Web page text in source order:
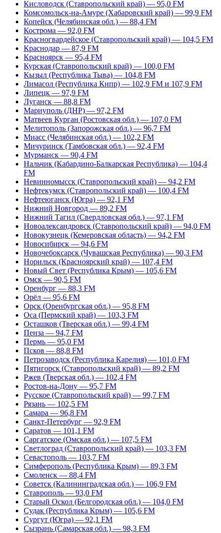
Кисловодск (Ставропольский край) — 95,0 FM
Комсомольск-на-Амуре (Хабаровский край) — 99,9 FM
Копейск (Челябинская обл.) — 88,4 FM
Кострома — 92,0 FM
Красногвардейское (Ставропольский край) — 104,5 FM
Краснодар — 87,9 FM
Красноярск — 95,4 FM
Курская (Ставропольский край) — 100,0 FM
Кызыл (Республика Тыва) — 104,8 FM
Лимасол (Республика Кипр) — 102,9 FM и 107,9 FM
Липецк — 97,9 FM
Луганск — 88,8 FM
Мариуполь (ДНР) — 97,2 FM
Матвеев Курган (Ростовская обл.) — 107,0 FM
Мелитополь (Запорожская обл.) — 96,7 FM
Миасс (Челябинская обл.) — 102,2 FM
Мичуринск (Тамбовская обл.) — 92,4 FM
Мурманск — 90,4 FM
Нальчик (Кабардино-Балкарская Республика) — 104,4
FM
Невинномысск (Ставропольский край) — 94,2 FM
Нефтекумск (Ставропольский край) — 100,4 FM
Нефтеюганск (Югра) — 92,1 FM
Нижний Новгород — 89,2 FM
Нижний Тагил (Свердловская обл.) — 97,1 FM
Новоалександровск (Ставропольский край) — 94,0 FM
Новокузнецк (Кемеровская область) — 94,2 FM
Новосибирск — 94,6 FM
Новочебоксарск (Чувашская Республика) — 90,3 FM
Норильск (Красноярский край) — 107,4 FM
Новый Свет (Республика Крым) — 105,6 FM
Омск — 90,5 FM
Оренбург — 88,3 FM
Орёл — 95,6 FM
Орск (Оренбургская обл.) — 95,8 FM
Оса (Пермский край) — 103,3 FM
Осташков (Тверская обл.) — 99,4 FM
Пенза — 94,7 FM
Пермь — 95,0 FM
Псков — 88,8 FM
Петрозаводск (Республика Карелия) — 101,0 FM
Пятигорск (Ставропольский край) — 89,2 FM
Ржев (Тверская обл.) — 102,4 FM
Ростов-на-Дону — 95,7 FM
Русское (Ставропольский край) — 99,7 FM
Рязань — 102,5 FM
Самара — 96,8 FM
Санкт-Петербург — 92,9 FM
Саратов — 101,1 FM
Саргатское (Омская обл.) — 107,5 FM
Светлоград (Ставропольский край) — 103,3 FM
Севастополь — 103,7 FM
Симферополь (Республика Крым) — 89,3 FM
Смоленск — 88,4 FM
Советск (Калининградская обл.) — 106,9 FM
Ставрополь — 93,0 FM
Старый Оскол (Белгородская обл.) — 104,0 FM
Судак (Республика Крым) — 105,6 FM
Сургут (Югра) — 92,1 FM
Сызрань (Самарская обл.) — 98,3 FM